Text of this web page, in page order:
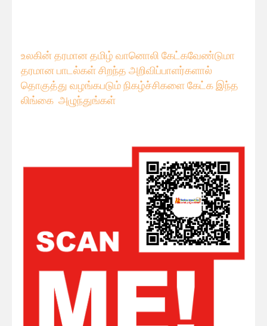
உலகின் தரமான தமிழ் வானொலி கேட்கவேண்டுமா
தரமான பாடல்கள் சிறந்த அறிவிப்பாளர்களால்
தொகுத்து வழங்கபடும் நிகழ்ச்சிகளை கேட்க இந்த
லிங்கை அழுந்துங்கள்